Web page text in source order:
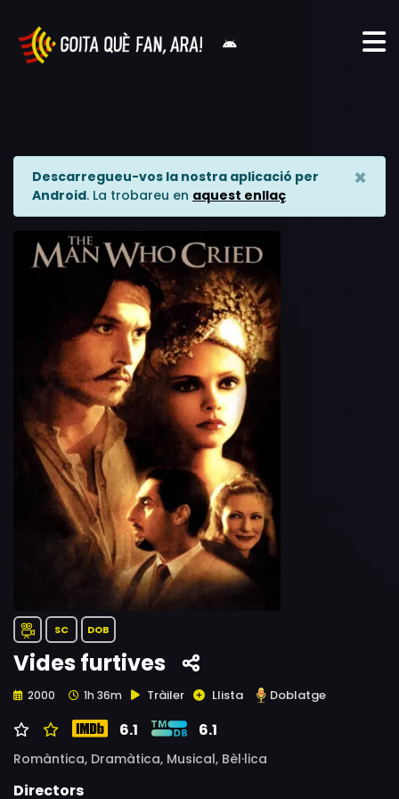
Descarregueu-vos la nostra aplicació per
Android. La trobareu en aquest enllaç
×
SC DOB
Vides furtives
2000 1h 36m Tràiler Llista Doblatge
6.1 6.1
Romàntica, Dramàtica, Musical, Bèl·lica
Directors